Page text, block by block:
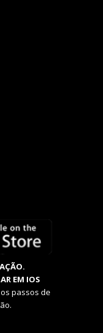
EM IOS
passos de